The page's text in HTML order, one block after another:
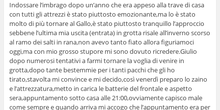
Indossare l’imbrago dopo un’anno che era appeso alla trave di casa
con tutti gli attrezzi è stato piuttosto emozionante,ma lo è stato
molto di più tornare al Gallo,è stato piuttosto tranquillo l’approccio
sebbene l’ultima mia uscita (entrata) in grotta risale all’inverno scorso
al ramo dei salti in rana,non avevo tanto fiato allora figuriamoci
oggi,ma con mio grosso stupore mi sono dovuto ricredere.Giulio
dopo numerosi tentativi a farmi tornare la voglia di venire in
grotta,dopo tante bestemmie per i tanti pacchi che gli ho
tirato,stavolta mi convince e mi decido,così venerdì preparo lo zaino
e l’attrezzatura,metto in carica le batterie del frontale e aspetto
sera,appuntamento sotto casa alle 21:00,ovviamente capisco male
come sempre e quando arriva mi accogo che l’appuntamento era per